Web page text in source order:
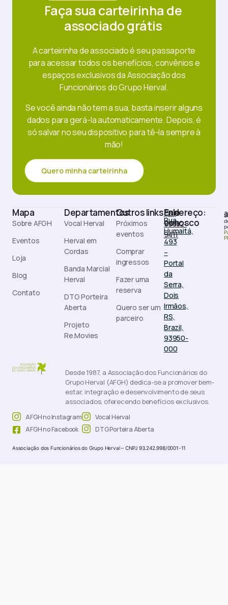
Faça sua carteirinha de
associado grátis
A carteirinha de associado é seu passaporte
para acessar todos os benefícios, convênios e
espaços exclusivos da Associação dos
Funcionários do Grupo Herval.
Se você ainda não tem a sua, basta inserir alguns
dados para gerá-la automaticamente. Depois, é
só salvar no seu dispositivo para tê-la sempre à
mão!
Quero minha carteirinha
Desde 1987, a Associação dos Funcionários do
Grupo Herval (AFGH) dedica-se a promover bem-
estar, integração e desenvolvimento de seus
associados, oferecendo benefícios exclusivos.
AFGH no Instagram
AFGH no Facebook
Vocal Herval
DTG Porteira Aberta
Associação dos Funcionários do Grupo Herval – CNPJ 93.242.998/0001-11
Mapa
Sobre AFGH
Eventos
Loja
Blog
Contato
Departamentos
Vocal Herval
Herval em
Cordas
Banda Marcial
Herval
DTG Porteira
Aberta
Projeto
Re.Movies
Outros links
Próximos
eventos
Comprar
ingressos
Fazer uma
reserva
Quero ser um
parceiro
Endereço:
Rua
Humaitá,
493
–
Portal
da
Serra,
Dois
Irmãos,
RS,
Brazil,
93950-
000
Fale
conosco
(51)
99882-
9411